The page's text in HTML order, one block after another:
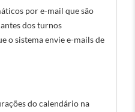
por e-mail que são
dos turnos
o sistema envie e-mails de
do calendário na